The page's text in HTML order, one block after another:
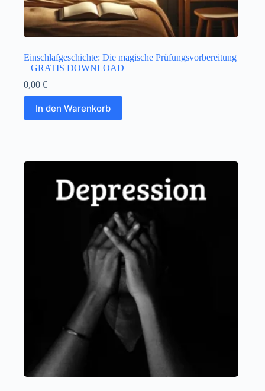
Einschlafgeschichte: Die magische Prüfungsvorbereitung
– GRATIS DOWNLOAD
0,00 €
In den Warenkorb